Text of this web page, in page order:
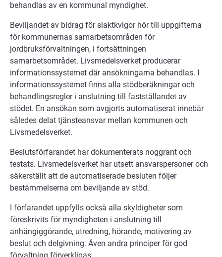
behandlas av en kommunal myndighet.
Beviljandet av bidrag för slaktkvigor hör till uppgifterna
för kommunernas samarbetsområden för
jordbruksförvaltningen, i fortsättningen
samarbetsområdet. Livsmedelsverket producerar
informationssystemet där ansökningarna behandlas. I
informationssystemet finns alla stödberäkningar och
behandlingsregler i anslutning till fastställandet av
stödet. En ansökan som avgjorts automatiserat innebär
således delat tjänsteansvar mellan kommunen och
Livsmedelsverket.
Beslutsförfarandet har dokumenterats noggrant och
testats. Livsmedelsverket har utsett ansvarspersoner och
säkerställt att de automatiserade besluten följer
bestämmelserna om beviljande av stöd.
I förfarandet uppfylls också alla skyldigheter som
föreskrivits för myndigheten i anslutning till
anhängiggörande, utredning, hörande, motivering av
beslut och delgivning. Även andra principer för god